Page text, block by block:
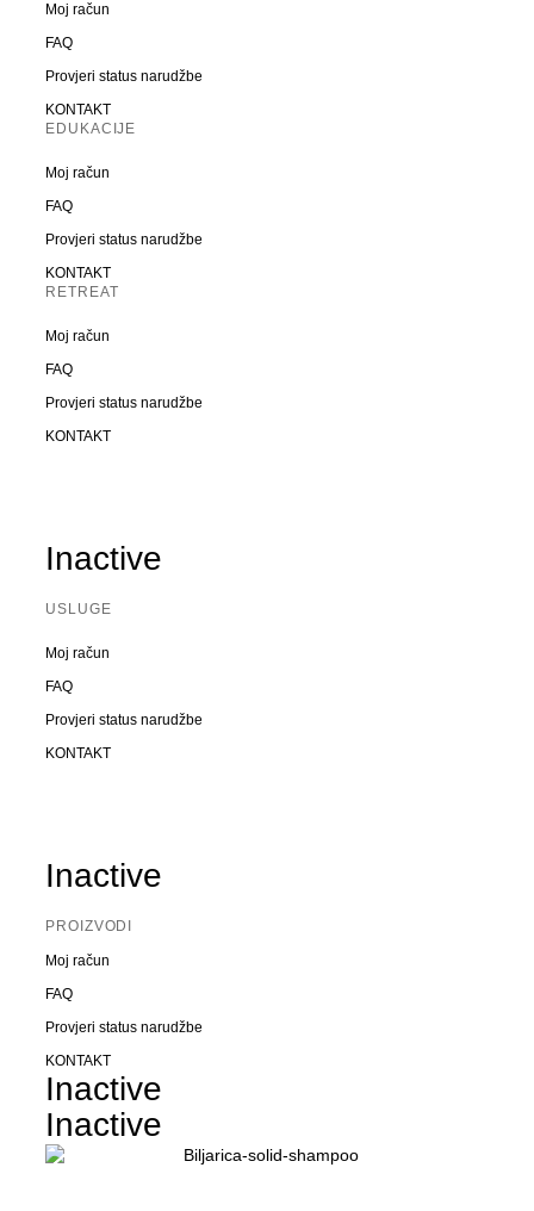
Moj račun
FAQ
Provjeri status narudžbe
KONTAKT
EDUKACIJE
Moj račun
FAQ
Provjeri status narudžbe
KONTAKT
RETREAT
Moj račun
FAQ
Provjeri status narudžbe
KONTAKT
Inactive
USLUGE
Moj račun
FAQ
Provjeri status narudžbe
KONTAKT
Inactive
PROIZVODI
Moj račun
FAQ
Provjeri status narudžbe
KONTAKT
Inactive
Inactive